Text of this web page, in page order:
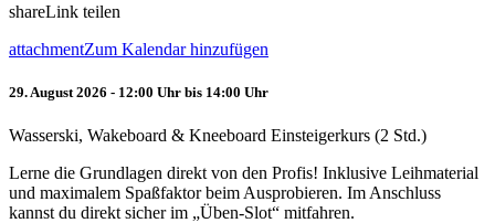
shareLink teilen
attachmentZum Kalendar hinzufügen
29. August 2026 - 12:00 Uhr bis 14:00 Uhr
Wasserski, Wakeboard & Kneeboard Einsteigerkurs (2 Std.)
Lerne die Grundlagen direkt von den Profis! Inklusive Leihmaterial
und maximalem Spaßfaktor beim Ausprobieren. Im Anschluss
kannst du direkt sicher im „Üben-Slot“ mitfahren.